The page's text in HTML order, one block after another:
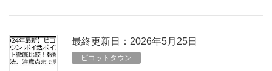
最終更新日：2026年5月25日
ピコットタウン